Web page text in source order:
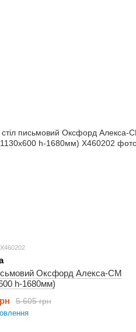
Оксфорд Алекса-СМ
h-1680мм)
5 605 грн